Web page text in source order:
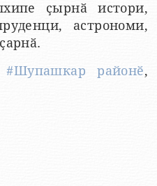
ҫырнӑ истори,
астрономи,
#Шупашкар районӗ,